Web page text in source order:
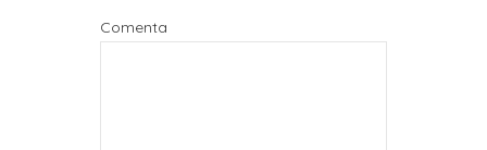
Comenta